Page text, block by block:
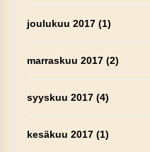
joulukuu 2017(1)
marraskuu 2017(2)
syyskuu 2017(4)
kesäkuu 2017(1)